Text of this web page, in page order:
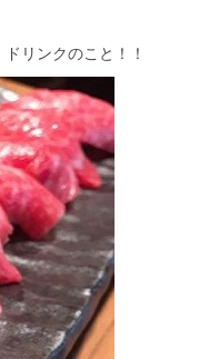
リンクのこと！！